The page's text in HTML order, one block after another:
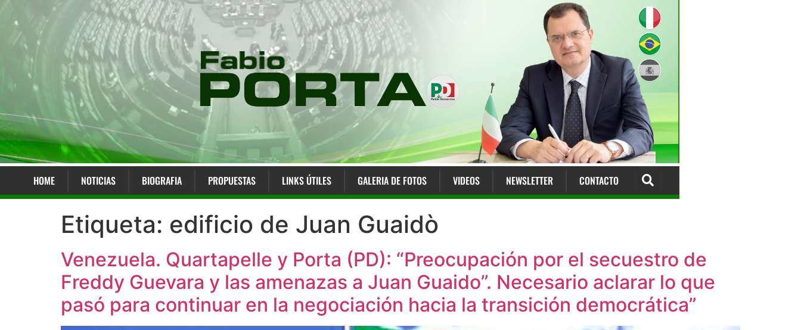
HOME NOTICIAS BIOGRAFIA PROPUESTAS LINKS ÚTILES GALERIA DE FOTOS VIDEOS NEWSLETTER CONTACTO
Etiqueta: edificio de Juan Guaidò
Venezuela. Quartapelle y Porta (PD): “Preocupación por el secuestro de
Freddy Guevara y las amenazas a Juan Guaido”. Necesario aclarar lo que
pasó para continuar en la negociación hacia la transición democrática”